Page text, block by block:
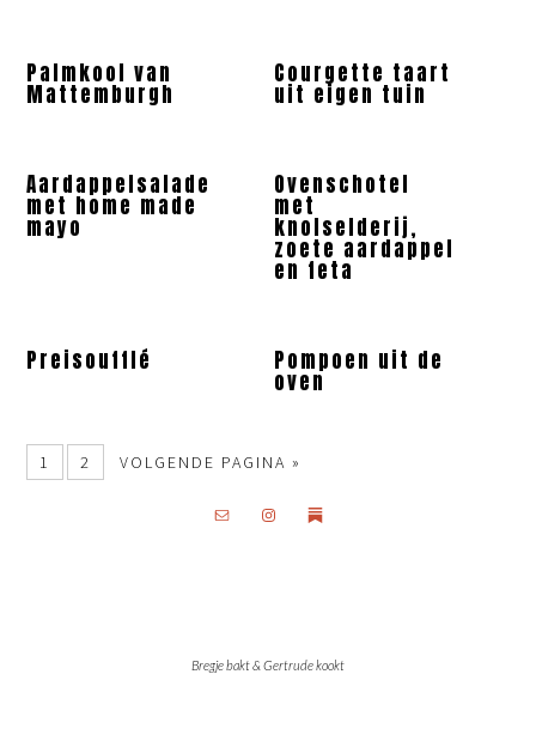
Palmkool van
Mattemburgh
Courgette taart
uit eigen tuin
Aardappelsalade
met home made
mayo
Ovenschotel
met
knolselderij,
zoete aardappel
en feta
Preisoufflé Pompoen uit de
oven
1 2 VOLGENDE PAGINA »
Bregje bakt & Gertrude kookt